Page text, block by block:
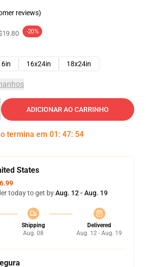
reviews)
-20%
16x24in 18x24in
ADICIONAR AO CARRINHO
termina em 01 : 47: 54
States
today to get byAug. 12 - Aug. 19
Shipping
Aug. 08
Delivered
Aug. 12 - Aug. 19